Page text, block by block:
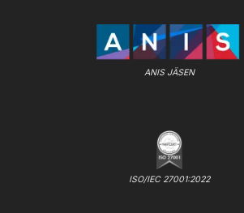
ANIS JÄSEN
ISO/IEC 27001:2022